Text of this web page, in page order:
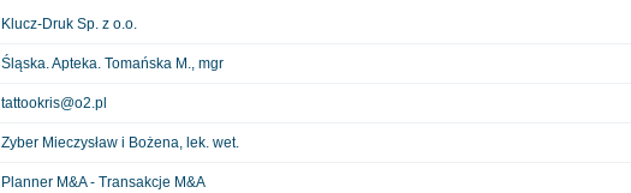
Klucz-Druk Sp. z o.o.
Śląska. Apteka. Tomańska M., mgr
tattookris@o2.pl
Zyber Mieczysław i Bożena, lek. wet.
Planner M&A - Transakcje M&A